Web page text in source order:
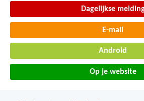
Dagelijkse
E-mail
Android
Op je website